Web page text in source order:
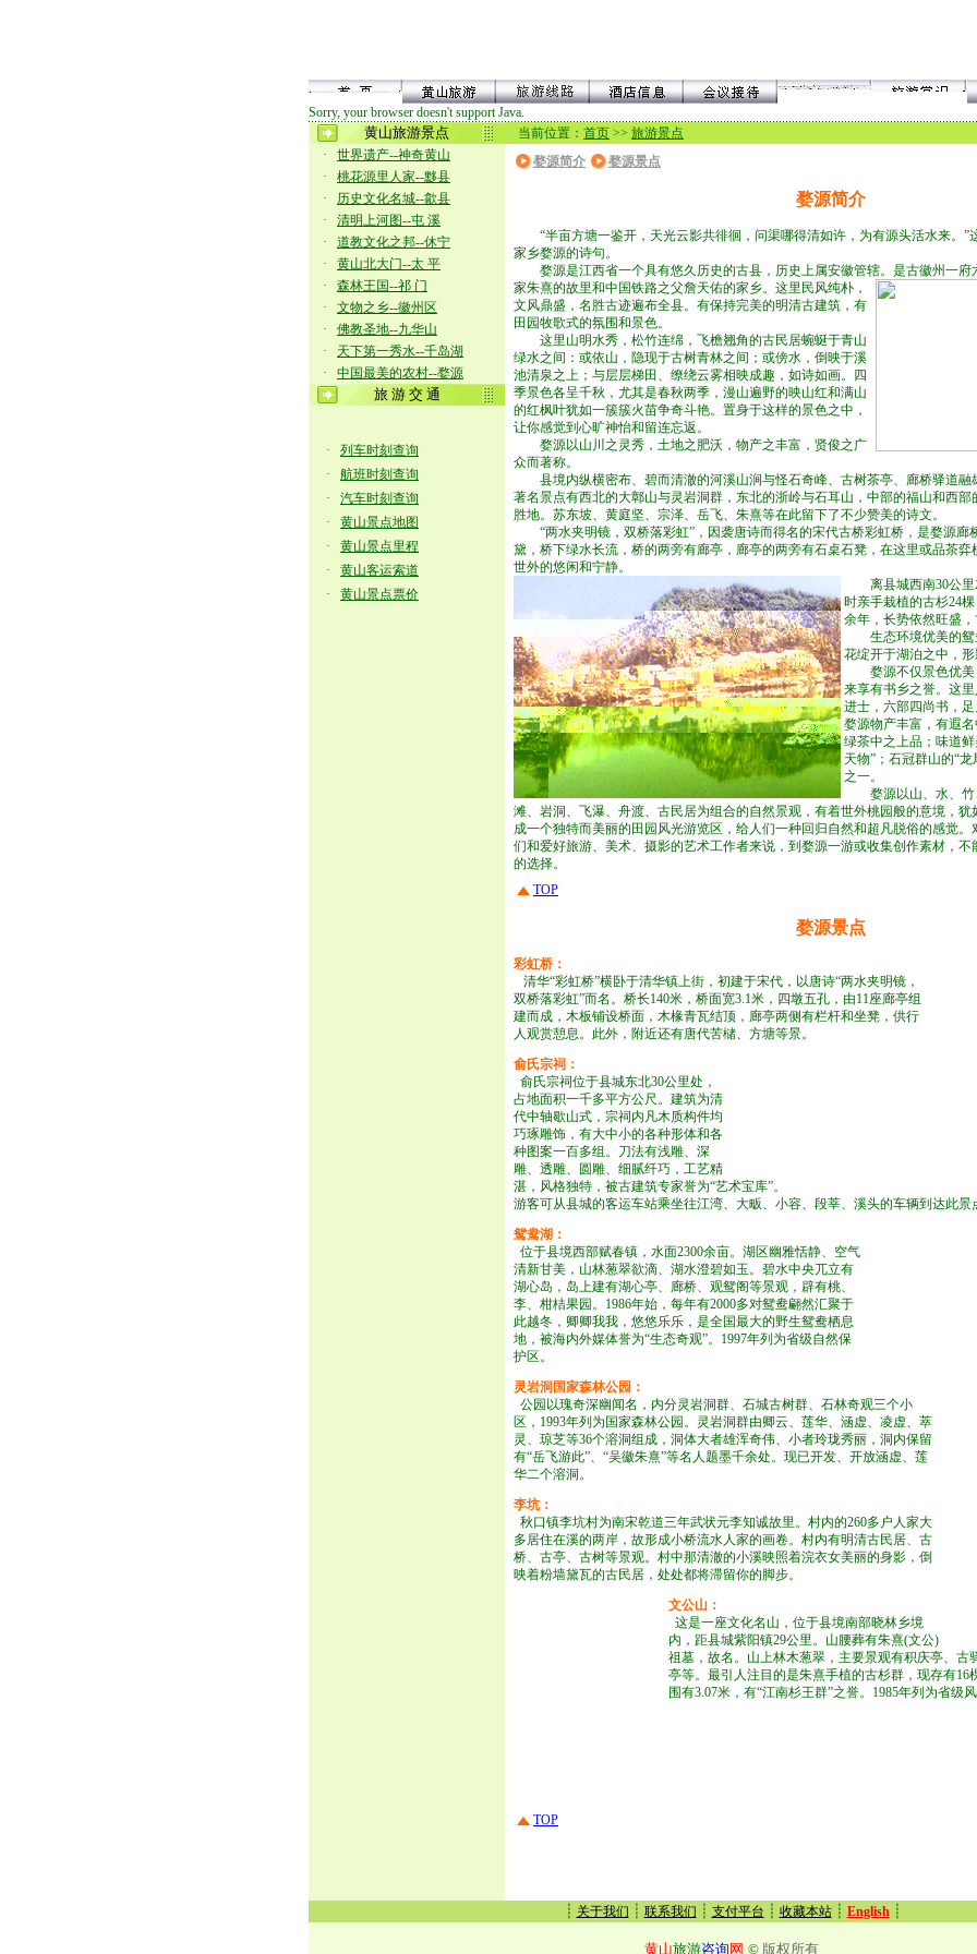
Sorry, your browser doesn't support Java.
黄山旅游景点
·
世界遗产--神奇黄山
·
桃花源里人家--黟县
·
历史文化名城--歙县
·
清明上河图--屯 溪
·
道教文化之邦--休宁
·
黄山北大门--太 平
·
森林王国--祁 门
·
文物之乡--徽州区
·
佛教圣地--九华山
·
天下第一秀水--千岛湖
·
中国最美的农村--婺源
旅 游 交 通
·
列车时刻查询
·
航班时刻查询
·
汽车时刻查询
·
黄山景点地图
·
黄山景点里程
·
黄山客运索道
·
黄山景点票价
当前位置： 首页 >> 旅游景点
婺源简介
婺源景点
婺源简介
“半亩方塘一鉴开，天光云影共徘徊，问渠哪得清如许，为有源头活水来。”
家乡婺源的诗句。
婺源是江西省一个具有悠久历史的古县，历史上属安徽管辖。是古徽州一府
家朱熹的故里和中国铁路之父詹天佑的家乡。这里民风纯朴，
文风鼎盛，名胜古迹遍布全县。有保持完美的明清古建筑，有
田园牧歌式的氛围和景色。
这里山明水秀，松竹连绵，飞檐翘角的古民居蜿蜒于青山
绿水之间：或依山，隐现于古树青林之间；或傍水，倒映于溪
池清泉之上；与层层梯田、缭绕云雾相映成趣，如诗如画。四
季景色各呈千秋，尤其是春秋两季，漫山遍野的映山红和满山
的红枫叶犹如一簇簇火苗争奇斗艳。置身于这样的景色之中，
让你感觉到心旷神怡和留连忘返。
婺源以山川之灵秀，土地之肥沃，物产之丰富，贤俊之广
众而著称。
县境内纵横密布、碧而清澈的河溪山涧与怪石奇峰、古树茶亭、廊桥驿道融
著名景点有西北的大鄣山与灵岩洞群，东北的浙岭与石耳山，中部的福山和西
胜地。苏东坡、黄庭坚、宗泽、岳飞、朱熹等在此留下了不少赞美的诗文。
“两水夹明镜，双桥落彩虹”，因袭唐诗而得名的宋代古桥彩虹桥，是婺源廊
黛，桥下绿水长流，桥的两旁有廊亭，廊亭的两旁有石桌石凳，在这里或品茶
世外的悠闲和宁静。
离县城西南30公
时亲手栽植的古杉24
余年，长势依然旺盛
生态环境优美的鸳
花绽开于湖泊之中，
婺源不仅景色优美
来享有书乡之誉。这
进士，六部四尚书，
婺源物产丰富，有遐
绿茶中之上品；味道
天物”；石冠群山的“
之一。
婺源以山、水、竹
滩、岩洞、飞瀑、舟渡、古民居为组合的自然景观，有着世外桃园般的意境，
成一个独特而美丽的田园风光游览区，给人们一种回归自然和超凡脱俗的感觉
们和爱好旅游、美术、摄影的艺术工作者来说，到婺源一游或收集创作素材，
的选择。
TOP
婺源景点
彩虹桥：
清华“彩虹桥”横卧于清华镇上街，初建于宋代，以唐诗“两水夹明镜，
双桥落彩虹”而名。桥长140米，桥面宽3.1米，四墩五孔，由11座廊亭组
建而成，木板铺设桥面，木椽青瓦结顶，廊亭两侧有栏杆和坐凳，供行
人观赏憩息。此外，附近还有唐代苦槠、方塘等景。
俞氏宗祠：
俞氏宗祠位于县城东北30公里处，
占地面积一千多平方公尺。建筑为清
代中轴歇山式，宗祠内凡木质构件均
巧琢雕饰，有大中小的各种形体和各
种图案一百多组。刀法有浅雕、深
雕、透雕、圆雕、细腻纤巧，工艺精
湛，风格独特，被古建筑专家誉为“艺术宝库”。
游客可从县城的客运车站乘坐往江湾、大畈、小容、段莘、溪头的车辆到达此景
鸳鸯湖：
位于县境西部赋春镇，水面2300余亩。湖区幽雅恬静、空气
清新甘美，山林葱翠欲滴、湖水澄碧如玉。碧水中央兀立有
湖心岛，岛上建有湖心亭、廊桥、观鸳阁等景观，辟有桃、
李、柑桔果园。1986年始，每年有2000多对鸳鸯翩然汇聚于
此越冬，卿卿我我，悠悠乐乐，是全国最大的野生鸳鸯栖息
地，被海内外媒体誉为“生态奇观”。1997年列为省级自然保
护区。
灵岩洞国家森林公园：
公园以瑰奇深幽闻名，内分灵岩洞群、石城古树群、石林奇观三个小
区，1993年列为国家森林公园。灵岩洞群由卿云、莲华、涵虚、凌虚、萃
灵、琼芝等36个溶洞组成，洞体大者雄浑奇伟、小者玲珑秀丽，洞内保留
有“岳飞游此”、“吴徽朱熹”等名人题墨千余处。现已开发、开放涵虚、莲
华二个溶洞。
李坑：
秋口镇李坑村为南宋乾道三年武状元李知诚故里。村内的260多户人家大
多居住在溪的两岸，故形成小桥流水人家的画卷。村内有明清古民居、古
桥、古亭、古树等景观。村中那清澈的小溪映照着浣衣女美丽的身影，倒
映着粉墙黛瓦的古民居，处处都将滞留你的脚步。
文公山：
这是一座文化名山，位于县境南部晓林乡境
内，距县城紫阳镇29公里。山腰葬有朱熹(文公)
祖墓，故名。山上林木葱翠，主要景观有积庆亭、古
亭等。最引人注目的是朱熹手植的古杉群，现存有16
围有3.07米，有“江南杉王群”之誉。1985年列为省级
TOP
┊ 关于我们 ┊ 联系我们 ┊ 支付平台 ┊ 收藏本站┊ English┊
黄山旅游咨询 网 © 版权所有